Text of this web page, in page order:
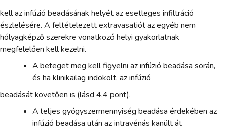
kell az infúzió beadásának helyét az esetleges infiltráció
észlelésére. A feltételezett extravasatiót az egyéb nem
hólyagképző szerekre vonatkozó helyi gyakorlatnak
megfelelően kell kezelni.
A beteget meg kell figyelni az infúzió beadása során,
és ha klinikailag indokolt, az infúzió
beadását követően is (lásd 4.4 pont).
A teljes gyógyszermennyiség beadása érdekében az
infúzió beadása után az intravénás kanült át